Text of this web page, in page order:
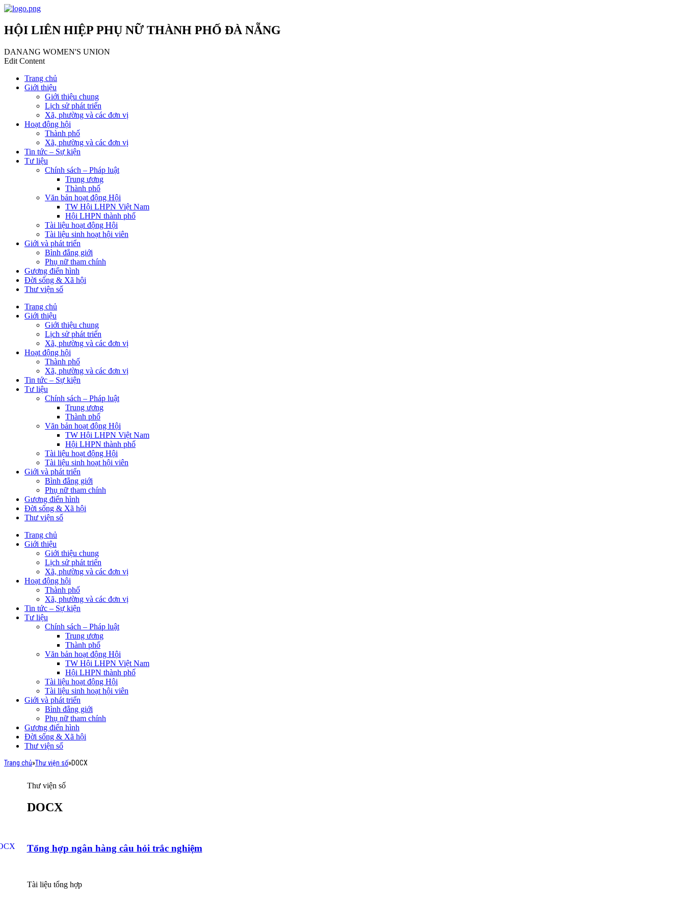
HỘI LIÊN HIỆP PHỤ NỮ THÀNH PHỐ ĐÀ NẴNG
DANANG WOMEN'S UNION
Edit Content
Trang chủ
Giới thiệu
Giới thiệu chung
Lịch sử phát triển
Xã, phường và các đơn vị
Hoạt động hội
Thành phố
Xã, phường và các đơn vị
Tin tức – Sự kiện
Tư liệu
Chính sách – Pháp luật
Trung ương
Thành phố
Văn bản hoạt động Hội
TW Hội LHPN Việt Nam
Hội LHPN thành phố
Tài liệu hoạt động Hội
Tài liệu sinh hoạt hội viên
Giới và phát triển
Bình đẳng giới
Phụ nữ tham chính
Gương điển hình
Đời sống & Xã hội
Thư viện số
Trang chủ
Giới thiệu
Giới thiệu chung
Lịch sử phát triển
Xã, phường và các đơn vị
Hoạt động hội
Thành phố
Xã, phường và các đơn vị
Tin tức – Sự kiện
Tư liệu
Chính sách – Pháp luật
Trung ương
Thành phố
Văn bản hoạt động Hội
TW Hội LHPN Việt Nam
Hội LHPN thành phố
Tài liệu hoạt động Hội
Tài liệu sinh hoạt hội viên
Giới và phát triển
Bình đẳng giới
Phụ nữ tham chính
Gương điển hình
Đời sống & Xã hội
Thư viện số
Trang chủ
Giới thiệu
Giới thiệu chung
Lịch sử phát triển
Xã, phường và các đơn vị
Hoạt động hội
Thành phố
Xã, phường và các đơn vị
Tin tức – Sự kiện
Tư liệu
Chính sách – Pháp luật
Trung ương
Thành phố
Văn bản hoạt động Hội
TW Hội LHPN Việt Nam
Hội LHPN thành phố
Tài liệu hoạt động Hội
Tài liệu sinh hoạt hội viên
Giới và phát triển
Bình đẳng giới
Phụ nữ tham chính
Gương điển hình
Đời sống & Xã hội
Thư viện số
Trang chủ»Thư viện số»DOCX
Thư viện số
DOCX
Tổng hợp ngân hàng câu hỏi trắc nghiệm
Tài liệu tổng hợp